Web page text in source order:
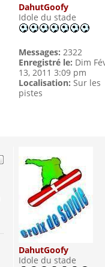
DahutGoofy
Idole du stade
Messages: 2322
Enregistré le: Dim
13, 2011 3:09 pm
Localisation: Sur les
pistes
DahutGoofy
Idole du stade